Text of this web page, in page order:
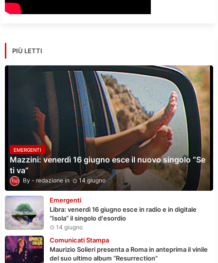
PIÙ LETTI
EMERGENTI
Mazzini: venerdì 16 giugno esce il nuovo singolo “Se
ti va”
redazione 14 giugno
Emergenti
Libra: venerdì 16 giugno esce in radio e in digitale
“Isola” il singolo d'esordio
14 giugno
Comunicati Stampa
Maurizio Solieri presenta a Roma in anteprima il vinile
del suo ultimo album “Resurrection”